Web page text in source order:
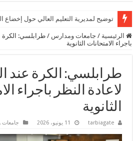
توضيح لمديرية التعليم العالي حول إخضاع
الرئيسية / جامعات ومدارس / طرابلسي: الكرة
باجراء الامتحانات الثانوية
طرابلسي: الكرة عند
لاعادة النظر باجراء
الثانوية
tarbiagate 11 يونيو، 2026